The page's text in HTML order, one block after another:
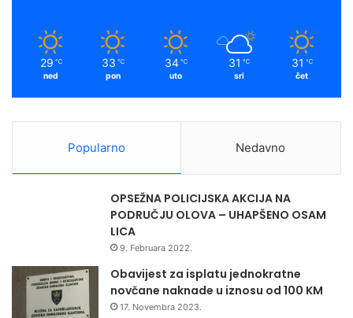
29 ℃
ned
33 ℃
pon
34 ℃
uto
31 ℃
sri
31 ℃
čet
Popularno Nedavno
OPSEŽNA POLICIJSKA AKCIJA NA
PODRUČJU OLOVA – UHAPŠENO OSAM
LICA
9. Februara 2022.
Obavijest za isplatu jednokratne
novčane naknade u iznosu od 100 KM
17. Novembra 2023.